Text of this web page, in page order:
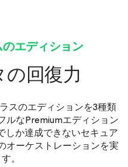
エディション
回復力
スのエディションを3種類
ルなPremiumエディション
か達成できないセキュア
オーケストレーションを実
。